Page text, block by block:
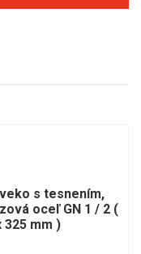
s tesnením,
oceľ GN 1 / 2 (
325 mm )